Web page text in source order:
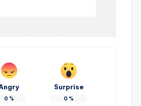
0 %
Surprise
0 %